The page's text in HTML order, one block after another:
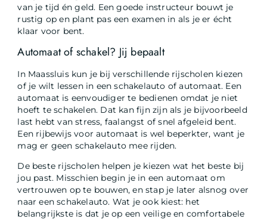
van je tijd én geld. Een goede instructeur bouwt je
rustig op en plant pas een examen in als je er écht
klaar voor bent.
Automaat of schakel? Jij bepaalt
In Maassluis kun je bij verschillende rijscholen kiezen
of je wilt lessen in een schakelauto of automaat. Een
automaat is eenvoudiger te bedienen omdat je niet
hoeft te schakelen. Dat kan fijn zijn als je bijvoorbeeld
last hebt van stress, faalangst of snel afgeleid bent.
Een rijbewijs voor automaat is wel beperkter, want je
mag er geen schakelauto mee rijden.
De beste rijscholen helpen je kiezen wat het beste bij
jou past. Misschien begin je in een automaat om
vertrouwen op te bouwen, en stap je later alsnog over
naar een schakelauto. Wat je ook kiest: het
belangrijkste is dat je op een veilige en comfortabele